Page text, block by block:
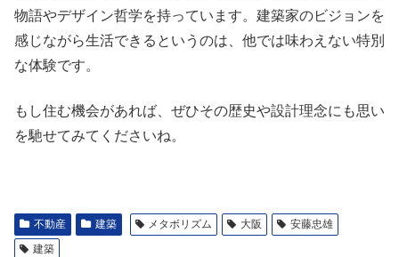
物語やデザイン哲学を持っています。建築家のビジョンを
感じながら生活できるというのは、他では味わえない特別
な体験です。
もし住む機会があれば、ぜひその歴史や設計理念にも思い
を馳せてみてくださいね。
不動産 建築 メタボリズム 大阪
安藤忠雄
建築